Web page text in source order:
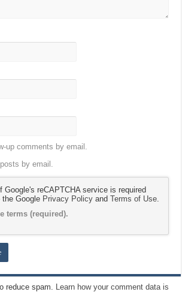
up comments by email.
by email.
Google's reCAPTCHA service is required
Google Privacy Policy andTerms of Use
terms (required).
reduce spam. Learn how your comment data is